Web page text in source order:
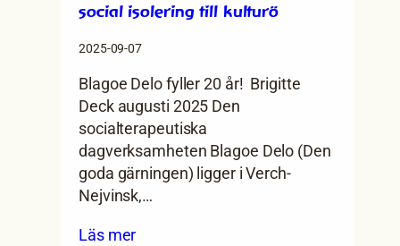
social isolering till kulturö
2025-09-07
Blagoe Delo fyller 20 år! Brigitte
Deck augusti 2025 Den
socialterapeutiska
dagverksamheten Blagoe Delo (Den
goda gärningen) ligger i Verch-
Nejvinsk,…
Läs mer: